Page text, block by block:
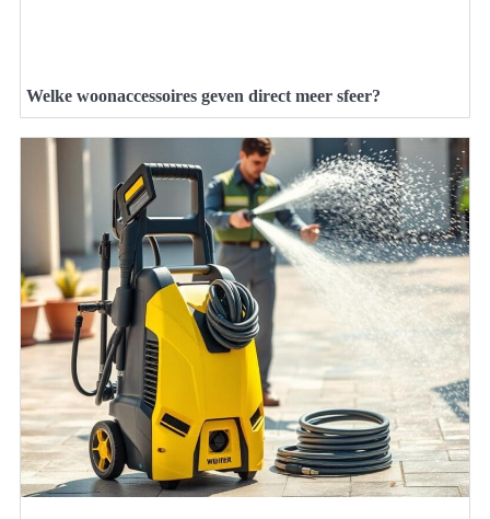
Welke woonaccessoires geven direct meer sfeer?